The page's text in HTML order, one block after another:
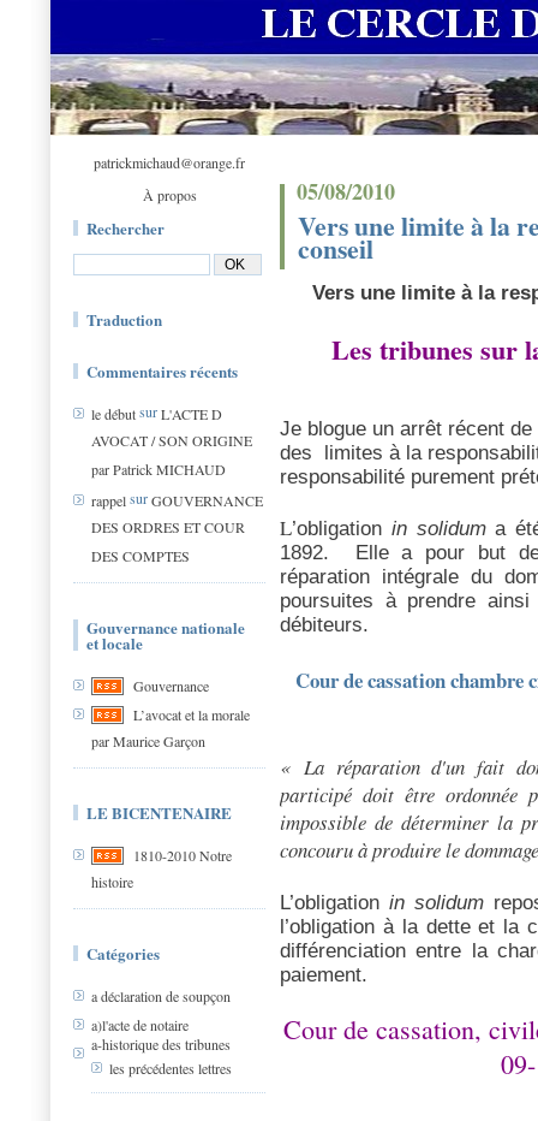
patrickmichaud@orange.fr
À propos
Rechercher
Traduction
Commentaires récents
le débutsurL'ACTE D
AVOCAT / SON ORIGINE
par Patrick MICHAUD
rappelsurGOUVERNANCE
DES ORDRES ET COUR
DES COMPTES
Gouvernance nationale
et locale
Gouvernance
L’avocat et la morale
par Maurice Garçon
LE BICENTENAIRE
1810-2010 Notre
histoire
Catégories
a déclaration de soupçon
a)l'acte de notaire
a-historique des tribunes
les précédentes lettres
05/08/2010
Vers une limite à la
conseil
Vers une limite à la
Les tribunes sur
Je blogue un arrêt récent
des limites à la
responsabilité purement
L’obligation in soliduma
1892.
Elle a pour but
réparation intégrale du
poursuites à prendre
débiteurs.
Cour de cassation
« La réparation d'un fait
participé doit être ordonnée
impossible de déterminer la
concouru à produire le
L’obligation in solidum
l’obligation à la dette et la
différenciation entre la
paiement.
Cour de cassation,